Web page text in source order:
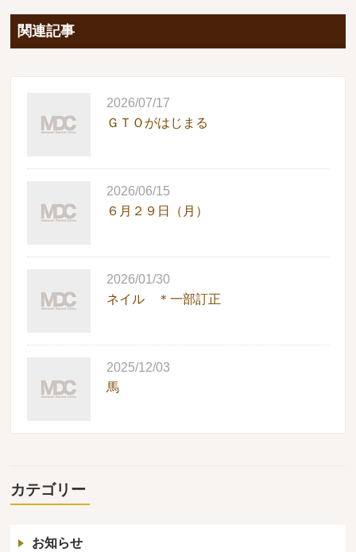
関連記事
2026/07/17
ＧＴＯがはじまる
2026/06/15
６月２９日（月）
2026/01/30
ネイル ＊一部訂正
2025/12/03
馬
カテゴリー
お知らせ